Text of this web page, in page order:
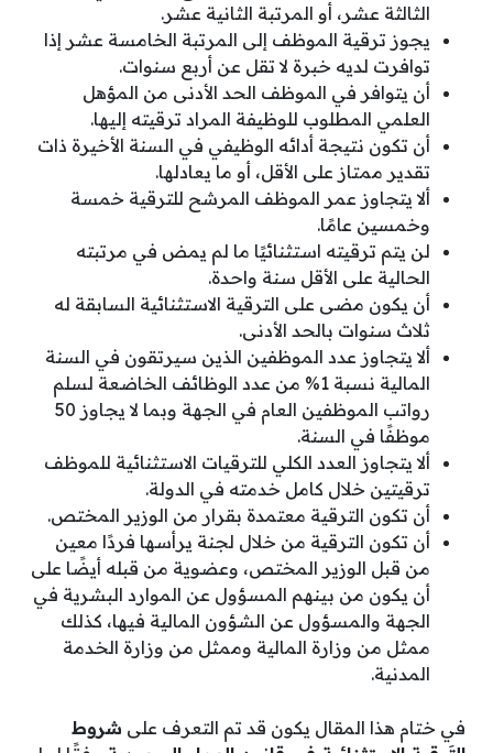
الثالثة عشر، أو المرتبة الثانية عشر.
يجوز ترقية الموظف إلى المرتبة الخامسة عشر إذا
توافرت لديه خبرة لا تقل عن أربع سنوات.
أن يتوافر في الموظف الحد الأدنى من المؤهل
العلمي المطلوب للوظيفة المراد ترقيته إليها.
أن تكون نتيجة أدائه الوظيفي في السنة الأخيرة ذات
تقدير ممتاز على الأقل، أو ما يعادلها.
ألا يتجاوز عمر الموظف المرشح للترقية خمسة
وخمسين عامًا.
لن يتم ترقيته استثنائيًا ما لم يمض في مرتبته
الحالية على الأقل سنة واحدة.
أن يكون مضى على الترقية الاستثنائية السابقة له
ثلاث سنوات بالحد الأدنى.
ألا يتجاوز عدد الموظفين الذين سيرتقون ‏في السنة
المالية نسبة 1% من عدد الوظائف الخاضعة لسلم
رواتب الموظفين العام في الجهة وبما لا يجاوز 50
موظفًا في السنة.
ألا يتجاوز العدد الكلي للترقيات الاستثنائية للموظف
ترقيتين خلال كامل خدمته في الدولة.
أن تكون الترقية معتمدة بقرار من الوزير المختص.
أن تكون الترقية من خلال لجنة يرأسها فردًا معين
من قبل الوزير المختص، وعضوية من قبله أيضًا على
أن يكون من بينهم المسؤول عن الموارد البشرية في
الجهة والمسؤول عن الشؤون المالية فيها، كذلك
ممثل من وزارة المالية وممثل من وزارة الخدمة
المدنية.
في ختام هذا المقال يكون قد تم التعرف على شروط